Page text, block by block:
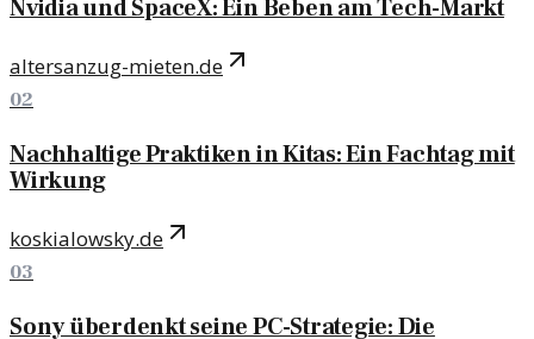
Nvidia und SpaceX: Ein Beben am Tech-Markt
altersanzug-mieten.de
02
Nachhaltige Praktiken in Kitas: Ein Fachtag mit
Wirkung
koskialowsky.de
03
Sony überdenkt seine PC-Strategie: Die